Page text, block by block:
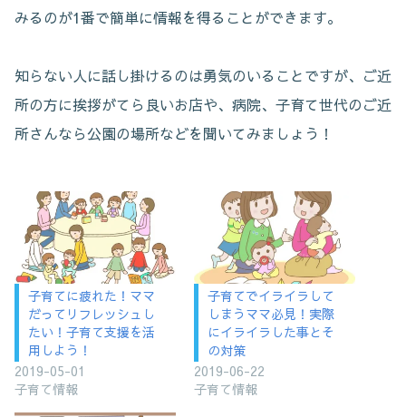
みるのが1番で簡単に情報を得ることができます。
知らない人に話し掛けるのは勇気のいることですが、ご近
所の方に挨拶がてら良いお店や、病院、子育て世代のご近
所さんなら公園の場所などを聞いてみましょう！
子育てに疲れた！ママ
だってリフレッシュし
たい！子育て支援を活
用しよう！
2019-05-01
子育て情報
子育てでイライラして
しまうママ必見！実際
にイライラした事とそ
の対策
2019-06-22
子育て情報